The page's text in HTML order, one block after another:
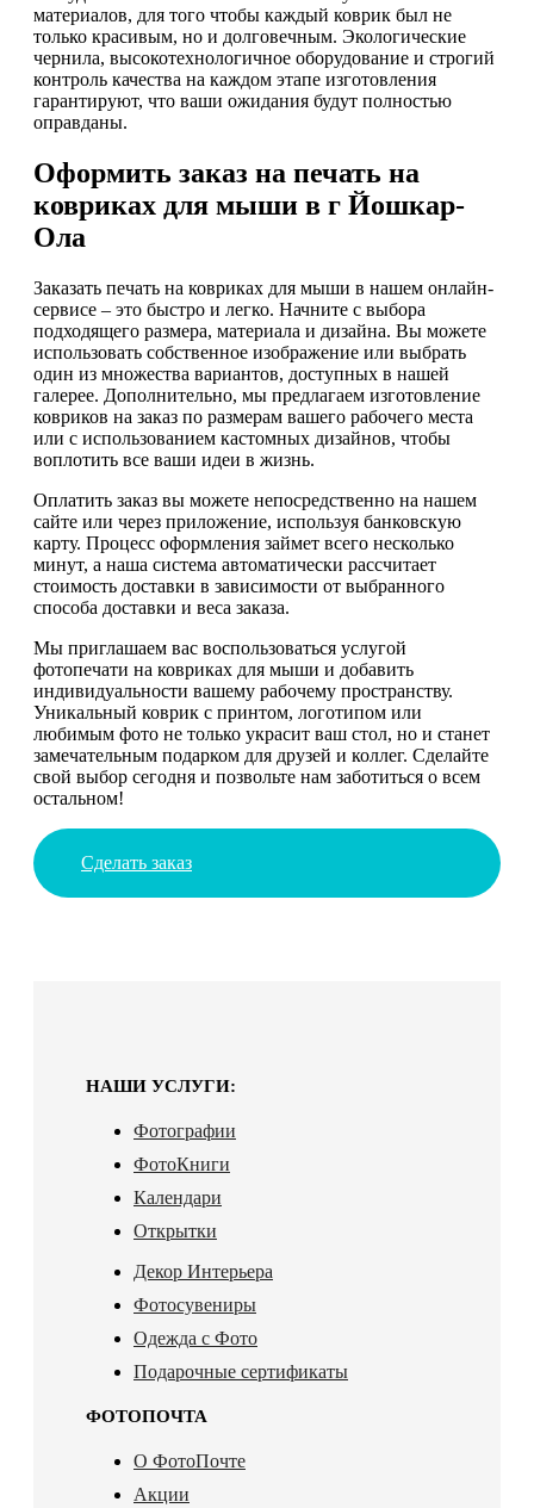
материалов, для того чтобы каждый коврик был не
только красивым, но и долговечным. Экологические
чернила, высокотехнологичное оборудование и строгий
контроль качества на каждом этапе изготовления
гарантируют, что ваши ожидания будут полностью
оправданы.
Оформить заказ на печать на
ковриках для мыши в г Йошкар-
Ола
Заказать печать на ковриках для мыши в нашем онлайн-
сервисе – это быстро и легко. Начните с выбора
подходящего размера, материала и дизайна. Вы можете
использовать собственное изображение или выбрать
один из множества вариантов, доступных в нашей
галерее. Дополнительно, мы предлагаем изготовление
ковриков на заказ по размерам вашего рабочего места
или с использованием кастомных дизайнов, чтобы
воплотить все ваши идеи в жизнь.
Оплатить заказ вы можете непосредственно на нашем
сайте или через приложение, используя банковскую
карту. Процесс оформления займет всего несколько
минут, а наша система автоматически рассчитает
стоимость доставки в зависимости от выбранного
способа доставки и веса заказа.
Мы приглашаем вас воспользоваться услугой
фотопечати на ковриках для мыши и добавить
индивидуальности вашему рабочему пространству.
Уникальный коврик с принтом, логотипом или
любимым фото не только украсит ваш стол, но и станет
замечательным подарком для друзей и коллег. Сделайте
свой выбор сегодня и позвольте нам заботиться о всем
остальном!
Сделать заказ
НАШИ УСЛУГИ:
Фотографии
ФотоКниги
Календари
Открытки
Декор Интерьера
Фотосувениры
Одежда с Фото
Подарочные сертификаты
ФОТОПОЧТА
О ФотоПочте
Акции